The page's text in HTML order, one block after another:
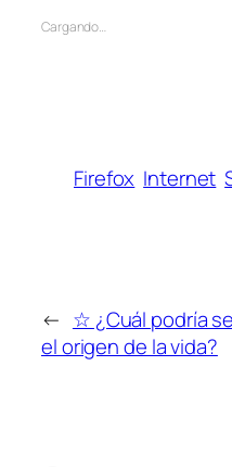
Cargando…
Firefox Internet
← ☆ ¿Cuál podría
el origen de la vida?